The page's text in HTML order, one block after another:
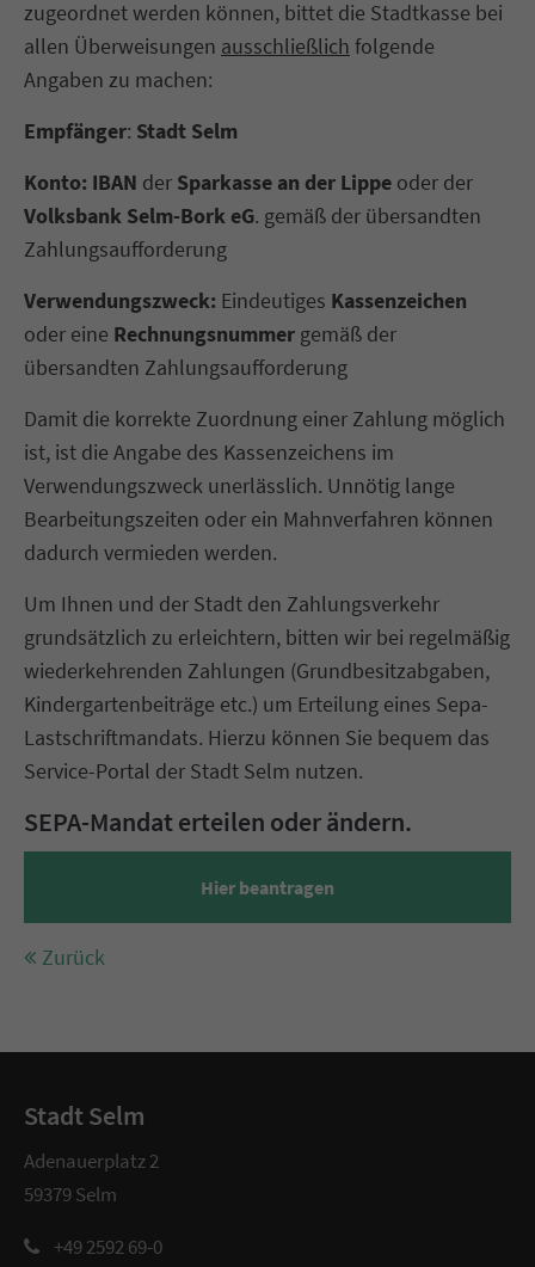
zugeordnet werden können, bittet die Stadtkasse bei
allen Überweisungen ausschließlich folgende
Angaben zu machen:
Empfänger: Stadt Selm
Konto: IBAN der Sparkasse an der Lippe oder der
Volksbank Selm-Bork eG. gemäß der übersandten
Zahlungsaufforderung
Verwendungszweck: Eindeutiges Kassenzeichen
oder eine Rechnungsnummer gemäß der
übersandten Zahlungsaufforderung
Damit die korrekte Zuordnung einer Zahlung möglich
ist, ist die Angabe des Kassenzeichens im
Verwendungszweck unerlässlich. Unnötig lange
Bearbeitungszeiten oder ein Mahnverfahren können
dadurch vermieden werden.
Um Ihnen und der Stadt den Zahlungsverkehr
grundsätzlich zu erleichtern, bitten wir bei regelmäßig
wiederkehrenden Zahlungen (Grundbesitzabgaben,
Kindergartenbeiträge etc.) um Erteilung eines Sepa-
Lastschriftmandats. Hierzu können Sie bequem das
Service-Portal der Stadt Selm nutzen.
SEPA-Mandat erteilen oder ändern.
Hier beantragen
Zurück
Stadt Selm
Adenauerplatz 2
59379 Selm
+49 2592 69-0